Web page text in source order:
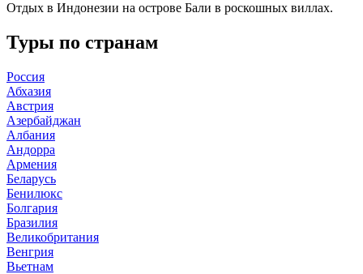
Отдых в Индонезии на острове Бали в роскошных виллах.
Туры по странам
Россия
Абхазия
Австрия
Азербайджан
Албания
Андорра
Армения
Беларусь
Бенилюкс
Болгария
Бразилия
Великобритания
Венгрия
Вьетнам